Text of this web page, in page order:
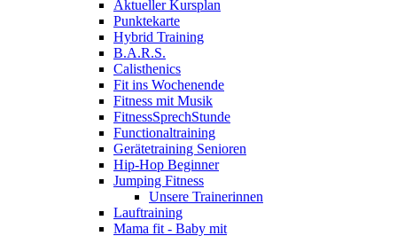
Aktueller Kursplan
Punktekarte
Hybrid Training
B.A.R.S.
Calisthenics
Fit ins Wochenende
Fitness mit Musik
FitnessSprechStunde
Functionaltraining
Gerätetraining Senioren
Hip-Hop Beginner
Jumping Fitness
Unsere Trainerinnen
Lauftraining
Mama fit - Baby mit